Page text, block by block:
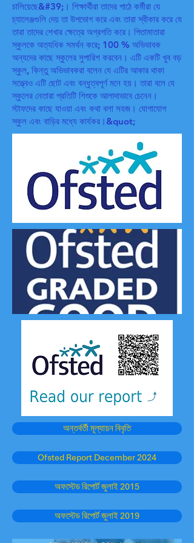
চালিয়েছে&#39;। শিক্ষার্থীরা তাদের পাঠে কর্মীরা যে
চ্যালেঞ্জগুলি দেয় তা উপভোগ করে এবং তারা স্বীকার করে যে
তারা তাদের শেখার ক্ষেত্রে অগ্রগতি করে। পিতামাতারা
স্কুলকে অত্যধিক সমর্থন করে; 100 % অভিভাবক
অন্যদের কাছে স্কুলের সুপারিশ করবেন। এটি একটি খুব বড়
স্কুল, কিন্তু অভিভাবকরা বলেন যে এটির আকার থাকা
সত্ত্বেও এটি ছোট এবং বন্ধুত্বপূর্ণ মনে হয়। তারা বলে যে
স্কুলের নেতারা প্রতিটি শিশুকে আলাদাভাবে চেনেন।
স্টাফদের কাছে যাওয়া এবং কথা বলা সহজ। যোগাযোগ
স্কুল এবং বাড়ির মধ্যে কার্যকর।&quot;
অন্তর্বর্তী মূল্যায়ন বিবৃতি
Ofsted Report December 2024
অফস্টেড রিপোর্ট জুলাই 2015
অফস্টেড রিপোর্ট জুলাই 2019